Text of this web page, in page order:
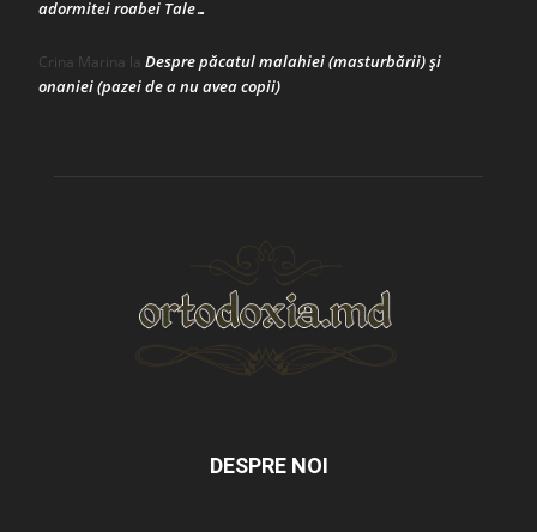
adormitei roabei Tale…
Crina Marina la Despre păcatul malahiei (masturbării) şi
onaniei (pazei de a nu avea copii)
DESPRE NOI